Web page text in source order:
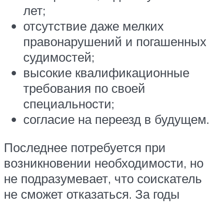
лет;
отсутствие даже мелких
правонарушений и погашенных
судимостей;
высокие квалификационные
требования по своей
специальности;
согласие на переезд в будущем.
Последнее потребуется при
возникновении необходимости, но
не подразумевает, что соискатель
не сможет отказаться. За годы